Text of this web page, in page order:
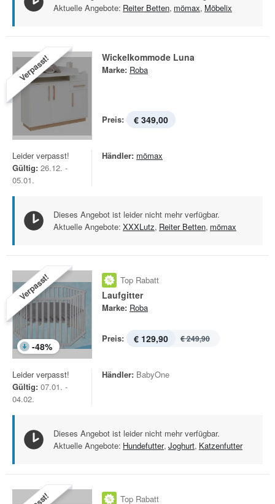
Aktuelle Angebote: Reiter Betten, mömax, Möbelix
Verpasst! Wickelkommode Luna
Marke: Roba
Preis: € 349,00
Leider verpasst!
Gültig: 26.12. -
05.01.
Händler: mömax
Dieses Angebot ist leider nicht mehr verfügbar.
Aktuelle Angebote: XXXLutz, Reiter Betten, mömax
Verpasst!
-48%
Top Rabatt
Laufgitter
Marke: Roba
Preis: € 129,90 € 249,90
Leider verpasst!
Gültig: 07.01. -
04.02.
Händler: BabyOne
Dieses Angebot ist leider nicht mehr verfügbar.
Aktuelle Angebote: Hundefutter, Joghurt, Katzenfutter
Top Rabatt